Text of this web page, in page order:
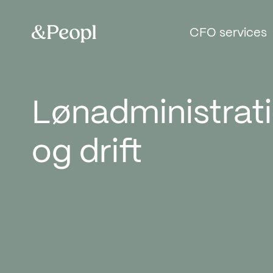
CFO services
Consulting
Digitalisering
og drift